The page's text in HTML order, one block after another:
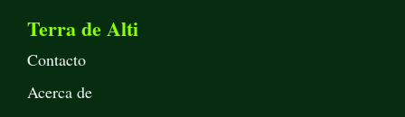
Terra de Alti
Contacto
Acerca de